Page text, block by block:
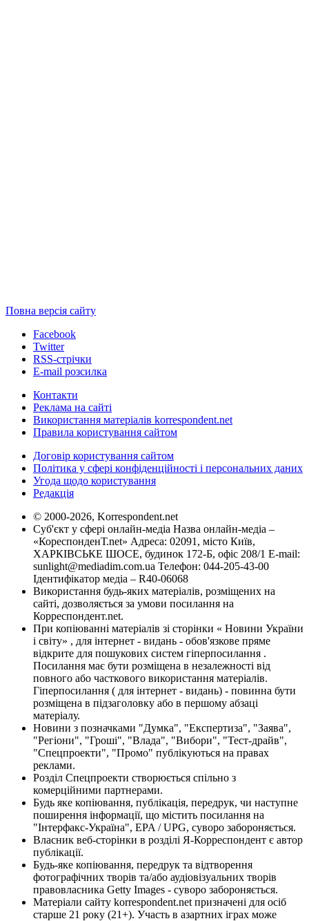
Повна версія сайту
Facebook
Twitter
RSS-стрічки
E-mail розсилка
Контакти
Реклама на сайті
Використання матеріалів korrespondent.net
Правила користування сайтом
Договір користування сайтом
Політика у сфері конфіденційності і персональних даних
Угода щодо користування
Редакція
© 2000-2026, Korrespondent.net
Суб'єкт у сфері онлайн-медіа Назва онлайн-медіа –
«КореспонденТ.net» Адреса: 02091, місто Київ,
ХАРКІВСЬКЕ ШОСЕ, будинок 172-Б, офіс 208/1 E-mail:
sunlight@mediadim.com.ua Телефон: 044-205-43-00
Ідентифікатор медіа – R40-06068
Використання будь-яких матеріалів, розміщених на
сайті, дозволяється за умови посилання на
Корреспондент.net.
При копіюванні матеріалів зі сторінки « Новини України
і світу» , для інтернет - видань - обов'язкове пряме
відкрите для пошукових систем гіперпосилання .
Посилання має бути розміщена в незалежності від
повного або часткового використання матеріалів.
Гіперпосилання ( для інтернет - видань) - повинна бути
розміщена в підзаголовку або в першому абзаці
матеріалу.
Новини з позначками "Думка", "Експертиза", "Заява",
"Регіони", "Гроші", "Влада", "Вибори", "Тест-драйв",
"Спецпроекти", "Промо" публікуються на правах
реклами.
Розділ Спецпроекти створюється спільно з
комерційними партнерами.
Будь яке копіювання, публікація, передрук, чи наступне
поширення інформації, що містить посилання на
"Інтерфакс-Україна", EPA / UPG, суворо забороняється.
Власник веб-сторінки в розділі Я-Корреспондент є автор
публікації.
Будь-яке копіювання, передрук та відтворення
фотографічних творів та/або аудіовізуальних творів
правовласника Getty Images - суворо забороняється.
Матеріали сайту korrespondent.net призначені для осіб
старше 21 року (21+). Участь в азартних іграх може